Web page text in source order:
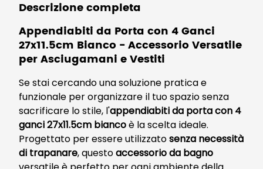
Descrizione completa
Appendiabiti da Porta con 4 Ganci
27x11.5cm Bianco - Accessorio Versatile
per Asciugamani e Vestiti
Se stai cercando una soluzione pratica e
funzionale per organizzare il tuo spazio senza
sacrificare lo stile, l'appendiabiti da porta con 4
ganci 27x11.5cm biancoè la scelta ideale.
Progettato per essere utilizzatosenza necessità
di trapanare, questoaccessorio da bagno